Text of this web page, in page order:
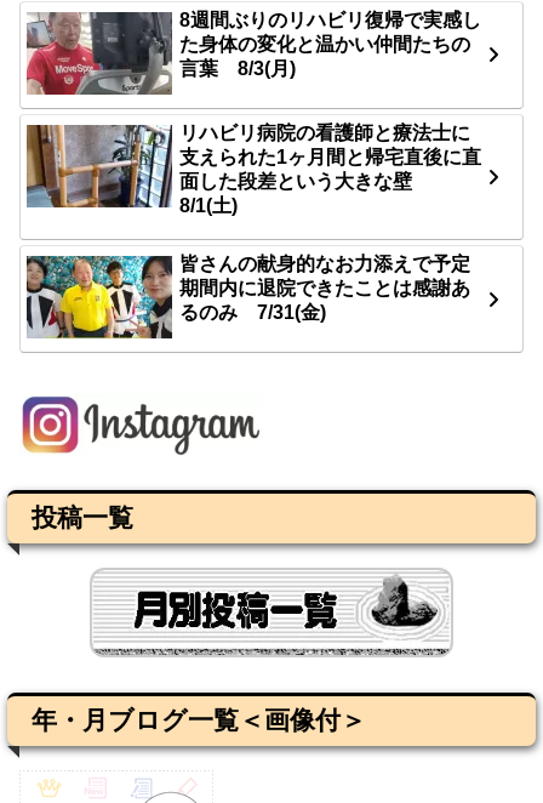
8週間ぶりのリハビリ復帰で実感し
た身体の変化と温かい仲間たちの
言葉 8/3(月)
リハビリ病院の看護師と療法士に
支えられた1ヶ月間と帰宅直後に直
面した段差という大きな壁
8/1(土)
皆さんの献身的なお力添えで予定
期間内に退院できたことは感謝あ
るのみ 7/31(金)
投稿一覧
年・月ブログ一覧＜画像付＞